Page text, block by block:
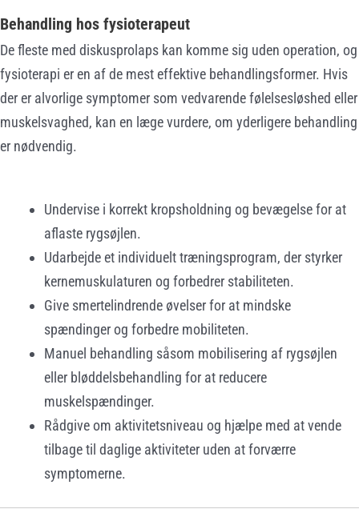
Behandling hos fysioterapeut
De fleste med diskusprolaps kan komme sig uden operation, og
fysioterapi er en af de mest effektive behandlingsformer. Hvis
der er alvorlige symptomer som vedvarende følelsesløshed eller
muskelsvaghed, kan en læge vurdere, om yderligere behandling
er nødvendig.
Undervise i korrekt kropsholdning og bevægelse for at
aflaste rygsøjlen.
Udarbejde et individuelt træningsprogram, der styrker
kernemuskulaturen og forbedrer stabiliteten.
Give smertelindrende øvelser for at mindske
spændinger og forbedre mobiliteten.
Manuel behandling såsom mobilisering af rygsøjlen
eller bløddelsbehandling for at reducere
muskelspændinger.
Rådgive om aktivitetsniveau og hjælpe med at vende
tilbage til daglige aktiviteter uden at forværre
symptomerne.